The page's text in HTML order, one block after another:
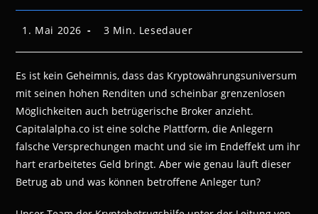
Beitrag
1. Mai 2026 Lesedauer:
3 Min. Lesedauer
Es ist kein Geheimnis, dass das Kryptowährungsuniversum
mit seinen hohen Renditen und scheinbar grenzenlosen
Möglichkeiten auch betrügerische Broker anzieht.
Capitalalpha.co ist eine solche Plattform, die Anlegern
falsche Versprechungen macht und sie im Endeffekt um ihr
hart erarbeitetes Geld bringt. Aber wie genau läuft dieser
Betrug ab und was können betroffene Anleger tun?